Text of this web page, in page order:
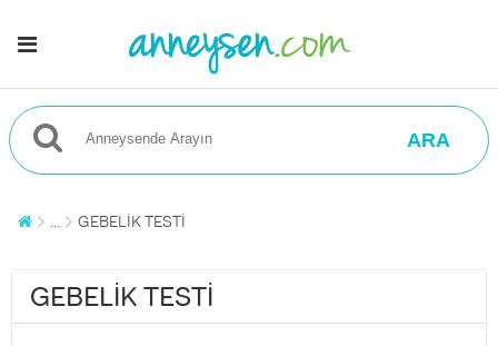
ARA
... GEBELİK TESTİ
GEBELİK TESTİ